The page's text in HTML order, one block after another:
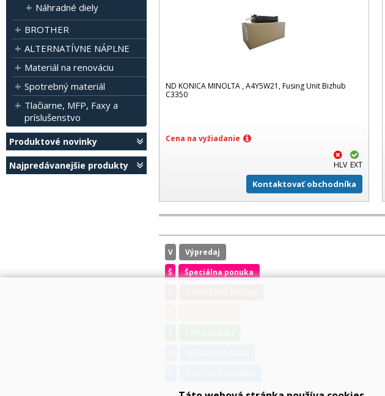
Náhradné diely
BROTHER
ALTERNATÍVNE NÁPLNE
Materiál na renováciu
Spotrebný materiál
Tlačiarne, MFP, Faxy a
príslušenstvo
Produktové novinky
Najpredávanejšie produkty
ND KONICA MINOLTA , A4Y5W21, Fusing Unit Bizhub
C3350
Cena na vyžiadanie
HLV EXT
Kontaktovať obchodníka
V
Výpredaj
Š
Špeciálna ponuka